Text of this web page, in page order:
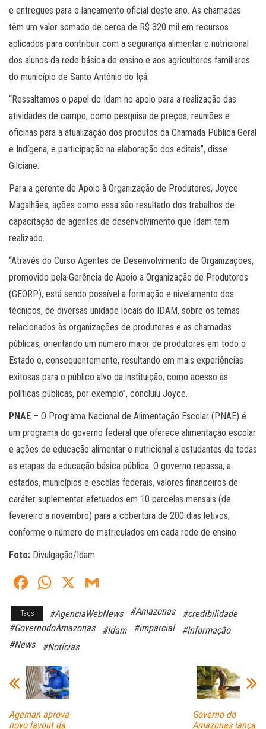
e entregues para o lançamento oficial deste ano. As chamadas
têm um valor somado de cerca de R$ 320 mil em recursos
aplicados para contribuir com a segurança alimentar e nutricional
dos alunos da rede básica de ensino e aos agricultores familiares
do município de Santo Antônio do Içá.
“Ressaltamos o papel do Idam no apoio para a realização das
atividades de campo, como pesquisa de preços, reuniões e
oficinas para a atualização dos produtos da Chamada Pública Geral
e Indígena, e participação na elaboração dos editais”, disse
Gilciane.
Para a gerente de Apoio à Organização de Produtores, Joyce
Magalhães, ações como essa são resultado dos trabalhos de
capacitação de agentes de desenvolvimento que Idam tem
realizado.
“Através do Curso Agentes de Desenvolvimento de Organizações,
promovido pela Gerência de Apoio a Organização de Produtores
(GEORP), está sendo possível a formação e nivelamento dos
técnicos, de diversas unidade locais do IDAM, sobre os temas
relacionados às organizações de produtores e as chamadas
públicas, orientando um número maior de produtores em todo o
Estado e, consequentemente, resultando em mais experiências
exitosas para o público alvo da instituição, como acesso às
políticas públicas, por exemplo”, concluiu Joyce.
PNAE – O Programa Nacional de Alimentação Escolar (PNAE) é
um programa do governo federal que oferece alimentação escolar
e ações de educação alimentar e nutricional a estudantes de todas
as etapas da educação básica pública. O governo repassa, a
estados, municípios e escolas federais, valores financeiros de
caráter suplementar efetuados em 10 parcelas mensais (de
fevereiro a novembro) para a cobertura de 200 dias letivos,
conforme o número de matriculados em cada rede de ensino.
Foto: Divulgação/Idam
Fa
ce
bo
ok
W
ts
A
X
ail
Tags #AgenciaWebNews #Amazonas
#credibilidade
#GovernodoAmazonas
#Idam #imparcial
#Informação
#News
#Notícias
Ageman aprova
novo layout da
Governo do
Amazonas lança